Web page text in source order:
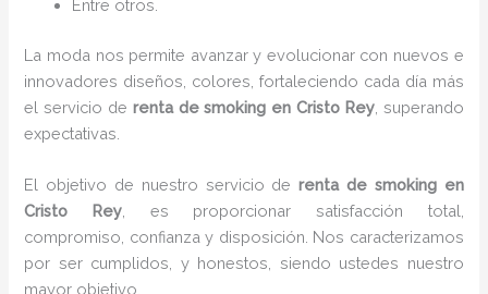
Entre otros.
La moda nos permite avanzar y evolucionar con nuevos e
innovadores diseños, colores, fortaleciendo cada día más
el servicio de renta de smoking en Cristo Rey, superando
expectativas.
El objetivo de nuestro servicio derenta de smoking en
Cristo Rey, es proporcionar satisfacción total,
compromiso, confianza y disposición. Nos caracterizamos
por ser cumplidos, y honestos, siendo ustedes nuestro
mayor objetivo.